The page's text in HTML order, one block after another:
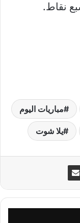
نقاط.
مباريات اليوم
يلا شوت